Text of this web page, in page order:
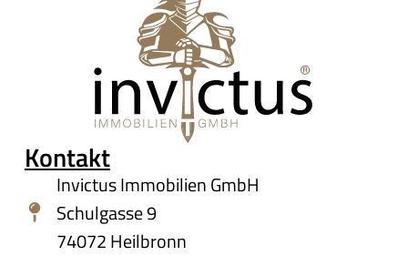
Kontakt
Invictus Immobilien GmbH
Schulgasse 9
74072 Heilbronn